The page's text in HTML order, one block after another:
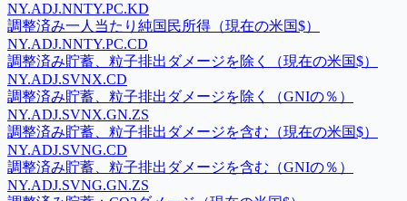
NY.ADJ.NNTY.PC.KD
調整済み一人当たり純国民所得（現在の米国$）
NY.ADJ.NNTY.PC.CD
調整済み貯蓄、粒子排出ダメージを除く（現在の米国$）
NY.ADJ.SVNX.CD
調整済み貯蓄、粒子排出ダメージを除く（GNIの％）
NY.ADJ.SVNX.GN.ZS
調整済み貯蓄、粒子排出ダメージを含む（現在の米国$）
NY.ADJ.SVNG.CD
調整済み貯蓄、粒子排出ダメージを含む（GNIの％）
NY.ADJ.SVNG.GN.ZS